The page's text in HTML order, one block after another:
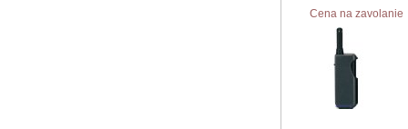
Cena na zavolanie